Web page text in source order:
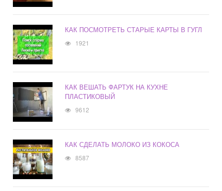
КАК ПОСМОТРЕТЬ СТАРЫЕ КАРТЫ В ГУГЛ
1921
КАК ВЕШАТЬ ФАРТУК НА КУХНЕ
ПЛАСТИКОВЫЙ
9612
КАК СДЕЛАТЬ МОЛОКО ИЗ КОКОСА
8587